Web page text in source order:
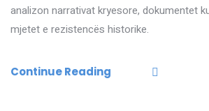
analizon narrativat kryesore, dokumentet
mjetet e rezistencës historike.
Continue Reading